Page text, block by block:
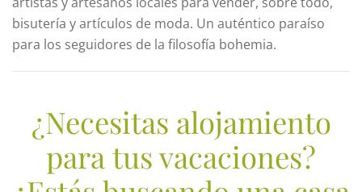
bisutería y artículos de moda. Un auténtico paraíso
para los seguidores de la filosofía bohemia.
¿Necesitas alojamiento
para tus vacaciones?